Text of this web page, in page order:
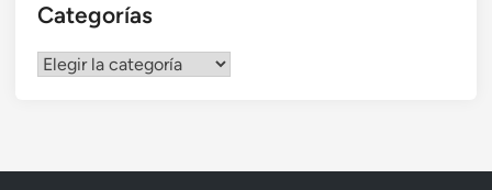
Categorías
Categorías